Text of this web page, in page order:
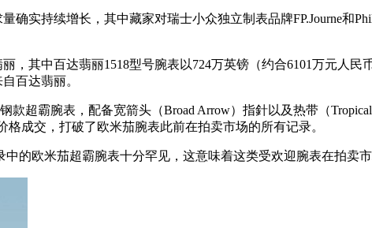
实持续增长，其中藏家对瑞士小众独立制表品牌FP.Journe和
其中百达翡丽1518型号腕表以724万英镑（约合6101万元人民
百达翡丽。
超霸腕表，配备宽箭头（Broad Arrow）指針以及热带（
成交，打破了欧米茄腕表此前在拍卖市场的所有记录。
欧米茄超霸腕表十分罕见，这意味着这类受欢迎腕表在拍卖市